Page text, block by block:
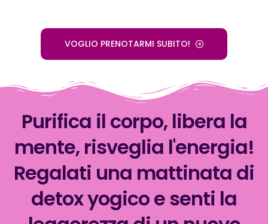
VOGLIO PRENOTARMI SUBITO!
Purifica il corpo, libera la
mente, risveglia l'energia!
Regalati una mattinata di
detox yogico e senti la